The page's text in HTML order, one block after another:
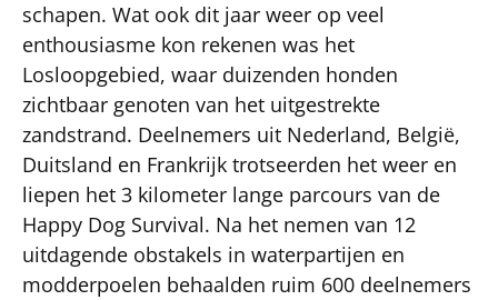
schapen. Wat ook dit jaar weer op veel
enthousiasme kon rekenen was het
Losloopgebied, waar duizenden honden
zichtbaar genoten van het uitgestrekte
zandstrand. Deelnemers uit Nederland, België,
Duitsland en Frankrijk trotseerden het weer en
liepen het 3 kilometer lange parcours van de
Happy Dog Survival. Na het nemen van 12
uitdagende obstakels in waterpartijen en
modderpoelen behaalden ruim 600 deelnemers